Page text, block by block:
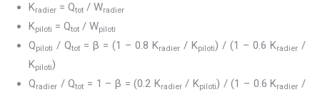
Kradier = Qtot / Wradier
Kpiloti = Qtot / Wpiloti
Qpiloti / Qtot = β = (1 – 0.8 Kradier / Kpiloti) / (1 – 0.6 Kradier /
Kpiloti)
Qradier / Qtot = 1 – β = (0.2 Kradier/ Kpiloti) / (1 – 0.6 Kradier /